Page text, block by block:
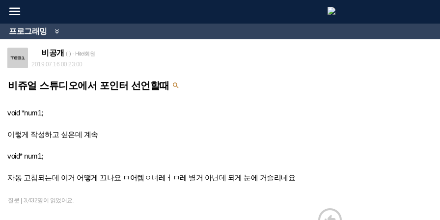

프로그래밍 
비공개 ( ) · Hitel회원
2019.07.16 00:23:00
비쥬얼 스튜디오에서 포인터 선언할때 
void *num1;
이렇게 작성하고 싶은데 계속
void* num1;
자동 고침되는데 이거 어떻게 끄나요 ㅁ어렘ㅇ너레ㅓㅁ레 별거 아닌데 되게 눈에 거슬리네요
질문 | 3,432명이 읽었어요.